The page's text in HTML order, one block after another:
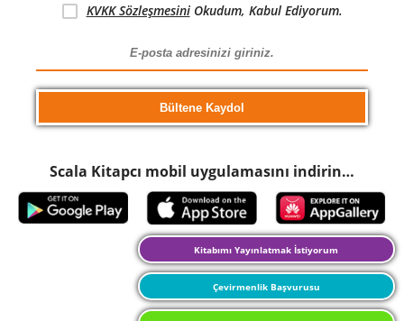
KVKK SözleşmesiniOkudum, Kabul Ediyorum.
Scala Kitapcı mobil uygulamasını indirin…
Kitabımı Yayınlatmak İstiyorum
Çevirmenlik Başvurusu